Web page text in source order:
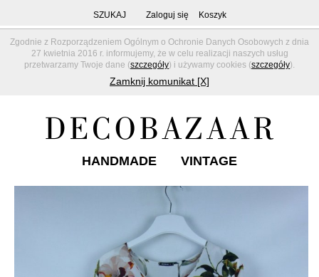
Zgodnie z Rozporządzeniem Ogólnym o Ochronie Danych Osobowych z dnia
27 kwietnia 2016 r. informujemy, że w celu realizacji naszych usług
przetwarzamy Twoje dane (szczegóły) i używamy cookies (szczegóły).
Zamknij komunikat [X]
SZUKAJ Zaloguj się Koszyk
HANDMADE VINTAGE